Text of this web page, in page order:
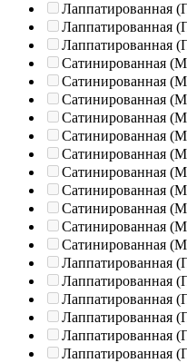
Лаппатированная
Лаппатированная
Лаппатированная
Сатинированная
Сатинированная
Сатинированная
Сатинированная
Сатинированная
Сатинированная
Сатинированная
Сатинированная
Сатинированная
Сатинированная
Сатинированная
Лаппатированная
Лаппатированная
Лаппатированная
Лаппатированная
Лаппатированная
Лаппатированная